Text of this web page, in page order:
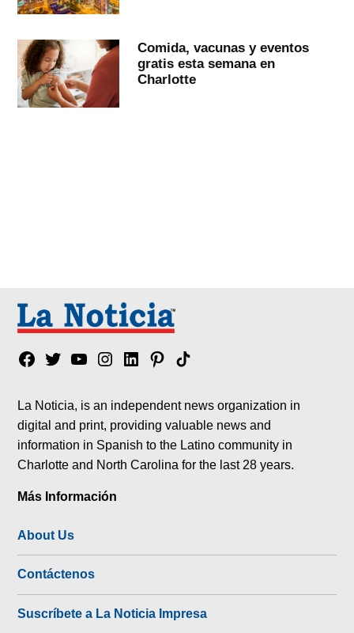
Comida, vacunas y eventos
gratis esta semana en
Charlotte
Facebook
TwitterYouTubeInstagram
LinkedinPinterest
Tik
La Noticia, is an independent news organization in
digital and print, providing valuable news and
information in Spanish to the Latino community in
Charlotte and North Carolina for the last 28 years.
Más Información
About Us
Contáctenos
Suscríbete a La Noticia Impresa